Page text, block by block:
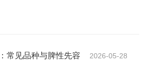
常见品种与脾性先容 2026-05-28